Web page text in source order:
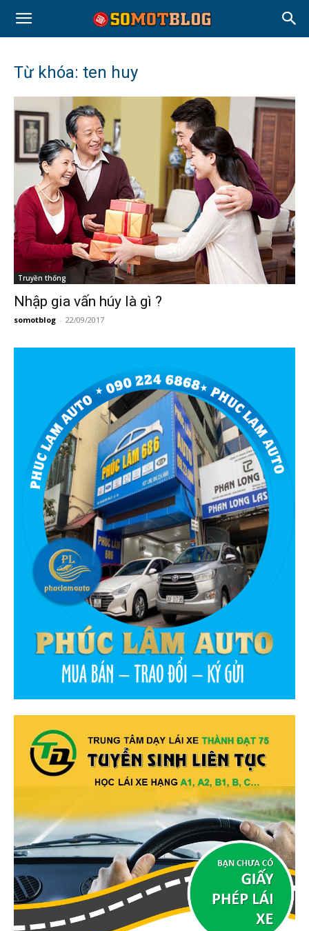
Từ khóa: ten huy
Truyền thống
Nhập gia vấn húy là gì ?
somotblog - 22/09/2017